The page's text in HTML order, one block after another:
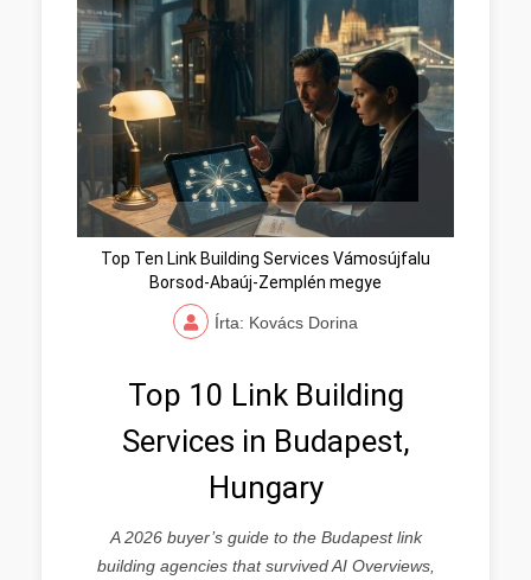
Top Ten Link Building Services Vámosújfalu
Borsod-Abaúj-Zemplén megye
Írta: Kovács Dorina
Top 10 Link Building
Services in Budapest,
Hungary
A 2026 buyer’s guide to the Budapest link
building agencies that survived AI Overviews,